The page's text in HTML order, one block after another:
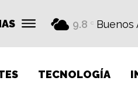
9.8 C Buenos
TECNOLOGÍA